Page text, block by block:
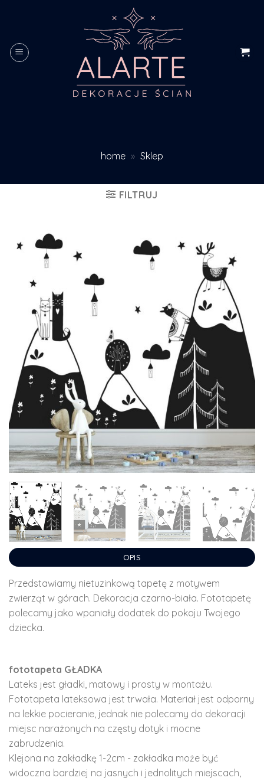
home » Sklep
FILTRUJ
OPIS
Przedstawiamy nietuzinkową tapetę z motywem
zwierząt w górach. Dekoracja czarno-biała. Fototapetę
polecamy jako wpaniały dodatek do pokoju Twojego
dziecka.
fototapeta GŁADKA
Lateks jest gładki, matowy i prosty w montażu.
Fototapeta lateksowa jest trwała. Materiał jest odporny
na lekkie pocieranie, jednak nie polecamy do dekoracji
miejsc narażonych na częsty dotyk i mocne
zabrudzenia.
Klejona na zakładkę 1-2cm - zakładka może być
widoczna bardziej na jasnych i jednolitych miejscach,